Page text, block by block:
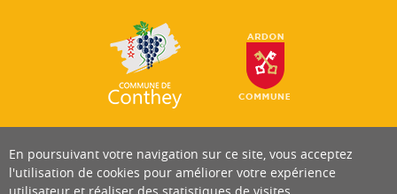
En poursuivant votre navigation sur ce site, vous acceptez
l'utilisation de cookies pour améliorer votre expérience